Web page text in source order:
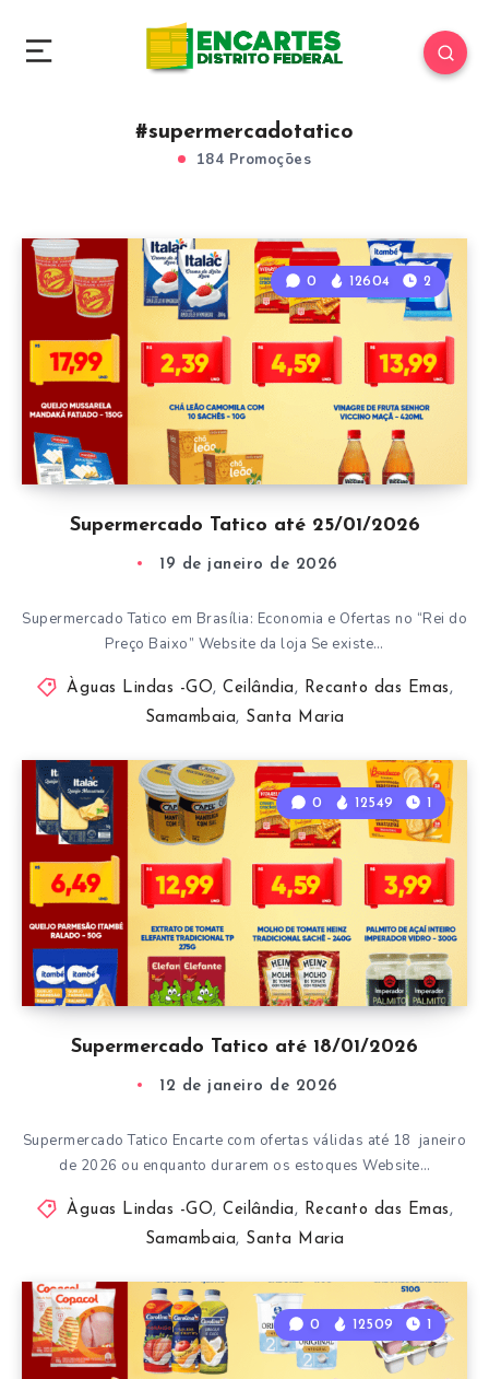
#supermercadotatico
184 Promoções
Supermercado Tatico até 25/01/2026
0 12604 2
19 de janeiro de 2026
Supermercado Tatico em Brasília: Economia e Ofertas no “Rei do
Preço Baixo” Website da loja Se existe…
Àguas Lindas -GO,Ceilândia , Recanto das Emas ,
Samambaia, Santa Maria
Supermercado Tatico até 18/01/2026
0 12549 1
12 de janeiro de 2026
Supermercado Tatico Encarte com ofertas válidas até 18 janeiro
de 2026 ou enquanto durarem os estoques Website…
Àguas Lindas -GO,Ceilândia , Recanto das Emas ,
Samambaia, Santa Maria
0 12509 1